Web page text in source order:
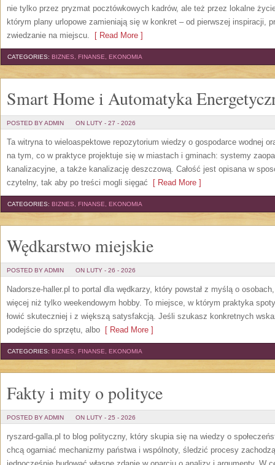
nie tylko przez pryzmat pocztówkowych kadrów, ale też przez lokalne
którym plany urlopowe zamieniają się w konkret – od pierwszej inspiracji,
zwiedzanie na miejscu. [ Read More ]
CATEGORIES: BIZNES, FINANSE, EKONOMIA
Smart Home i Automatyka
POSTED BY ADMIN ON LUTY - 27 - 2026
Ta witryna to wieloaspektowe repozytorium wiedzy o gospodarce wodnej
na tym, co w praktyce projektuje się w miastach i gminach: systemy
kanalizacyjne, a także kanalizację deszczową. Całość jest opisana w
czytelny, tak aby po treści mogli sięgać [ Read More ]
CATEGORIES: BIZNES, FINANSE, EKONOMIA
Wędkarstwo miejskie
POSTED BY ADMIN ON LUTY - 26 - 2026
Nadorsze-haller.pl to portal dla wędkarzy, który powstał z myślą o
więcej niż tylko weekendowym hobby. To miejsce, w którym praktyka
łowić skuteczniej i z większą satysfakcją. Jeśli szukasz konkretnych
podejście do sprzętu, albo [ Read More ]
CATEGORIES: BIZNES, FINANSE, EKONOMIA
Fakty i mity o polityce
POSTED BY ADMIN ON LUTY - 25 - 2026
ryszard-galla.pl to blog polityczny, który skupia się na wiedzy o
chcą ogarniać mechanizmy państwa i wspólnoty, śledzić procesy